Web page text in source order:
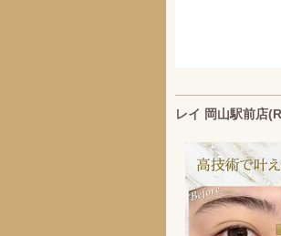
レイ 岡山駅前店